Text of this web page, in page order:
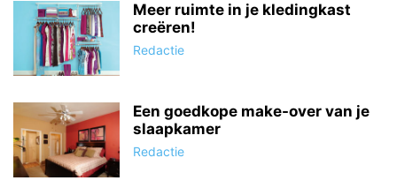
Meer ruimte in je kledingkast
creëren!
Redactie
Een goedkope make-over van je
slaapkamer
Redactie